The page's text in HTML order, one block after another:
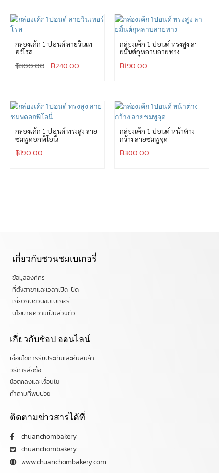
กล่องเค้ก 1 ปอนด์ ลายวินเท
อร์โรส
฿300.00 ฿240.00
กล่องเค้ก 1 ปอนด์ ทรงสูง ลา
ยมิ้นต์กุหลาบลายทาง
฿190.00
กล่องเค้ก 1 ปอนด์ ทรงสูง ลาย
ชมพูดอกพิโอนี่
฿190.00
กล่องเค้ก 1 ปอนด์ หน้าต่าง
กว้าง ลายชมพูจุด
฿300.00
เกี่ยวกับชวนชมเบเกอรี่
ข้อมูลองค์กร
ที่ตั้งสาขาและเวลาเปิด-ปิด
เกี่ยวกับชวนชมเบเกอรี่
นโยบายความเป็นส่วนตัว
เกี่ยวกับช้อป ออนไลน์
เงื่อนไขการรับประกันและคืนสินค้า
วิธีการสั่งซื้อ
ข้อตกลงและเงื่อนไข
คำถามที่พบบ่อย
ติดตามข่าวสารได้ที่
chuanchombakery
chuanchombakery
www.chuanchombakery.com